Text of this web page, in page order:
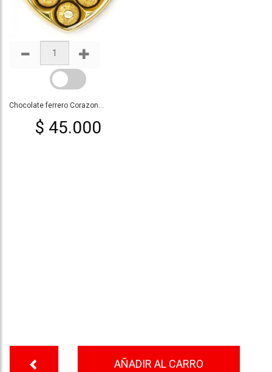
Chocolate ferrero Corazon...
$ 45.000
AÑADIR AL CARRO